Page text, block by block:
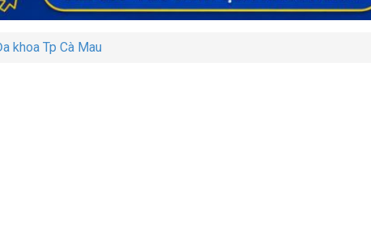
khoa Tp Cà Mau